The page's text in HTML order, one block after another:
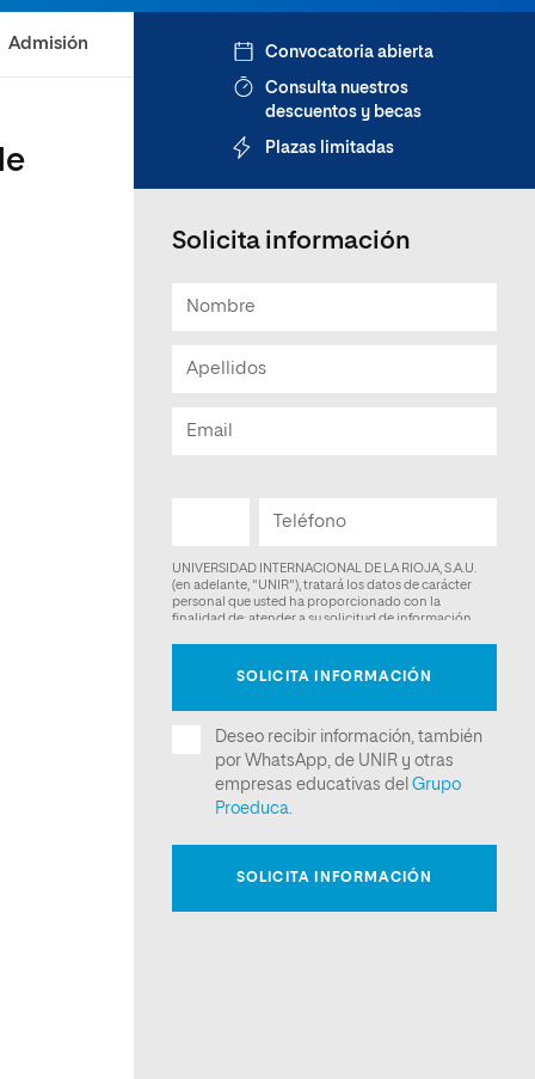
Admisión Convocatoria abierta
Consulta nuestros
descuentos y becas
Plazas limitadas
Solicita información